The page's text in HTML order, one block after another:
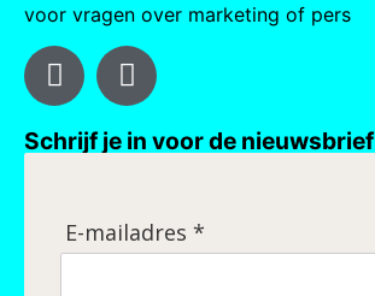
voor vragen over marketing of pers
Schrijf je in voor de nieuwsbrief
E-mailadres *